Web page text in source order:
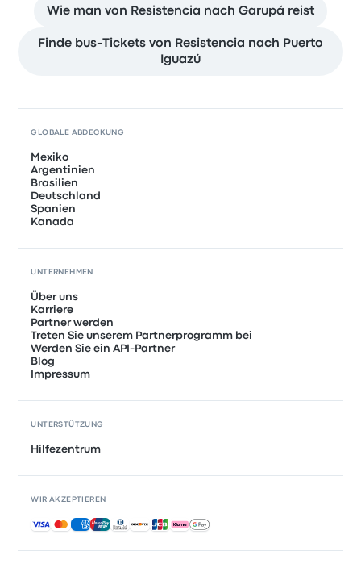
Wie man von Resistencia nach Garupá reist
Finde bus-Tickets von Resistencia nach Puerto
Iguazú
GLOBALE ABDECKUNG
Mexiko
Argentinien
Brasilien
Deutschland
Spanien
Kanada
UNTERNEHMEN
Über uns
Karriere
Partner werden
Treten Sie unserem Partnerprogramm bei
Werden Sie ein API-Partner
Blog
Impressum
UNTERSTÜTZUNG
Hilfezentrum
WIR AKZEPTIEREN
Akzeptierte Zahlungsmethoden